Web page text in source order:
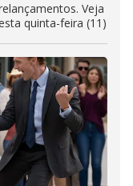
Veja
quinta-feira (11)